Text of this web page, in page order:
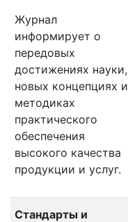
Журнал
информирует о
передовых
достижениях науки,
новых концепциях и
методиках
практического
обеспечения
высокого качества
продукции и услуг.
Стандарты и